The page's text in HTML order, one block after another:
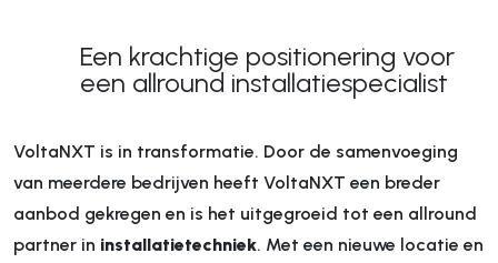
Een krachtige positionering voor
een allround installatiespecialist
VoltaNXT is in transformatie. Door de samenvoeging
van meerdere bedrijven heeft VoltaNXT een breder
aanbod gekregen en is het uitgegroeid tot een allround
partner in installatietechniek. Met een nieuwe locatie en